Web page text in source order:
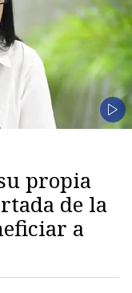
propia
de la
a